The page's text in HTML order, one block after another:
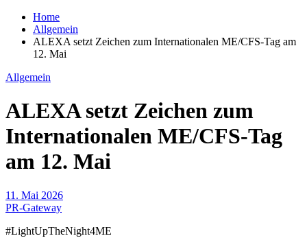
Home
Allgemein
ALEXA setzt Zeichen zum Internationalen ME/CFS-Tag am
12. Mai
Allgemein
ALEXA setzt Zeichen zum
Internationalen ME/CFS-Tag
am 12. Mai
11. Mai 2026
PR-Gateway
#LightUpTheNight4ME